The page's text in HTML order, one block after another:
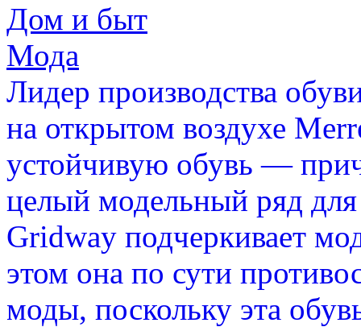
Дом и быт
Мода
Лидер производства
на открытом воздухе
устойчивую обувь —
целый модельный ряд
Gridway подчеркивает
этом она по сути
моды, поскольку эта